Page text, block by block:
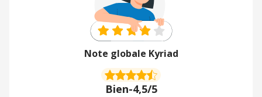
Note globale Kyriad
Bien-4,5/5